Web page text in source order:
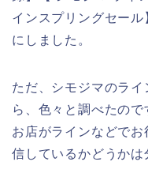
インスプリングセー
にしました。
ただ、シモジマのラ
ら、色々と調べたの
お店がラインなどで
信しているかどうかは